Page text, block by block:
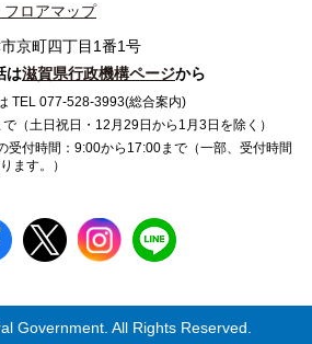
フロアマップ
京町四丁目1番1号
は滋賀県行政機構ページから
TEL 077-528-3993(総合案内)
（土日祝日・12月29日から1月3日を除く）
付時間：9:00から17:00まで（一部、受付時間
ます。）
Government. All Rights Reserved.